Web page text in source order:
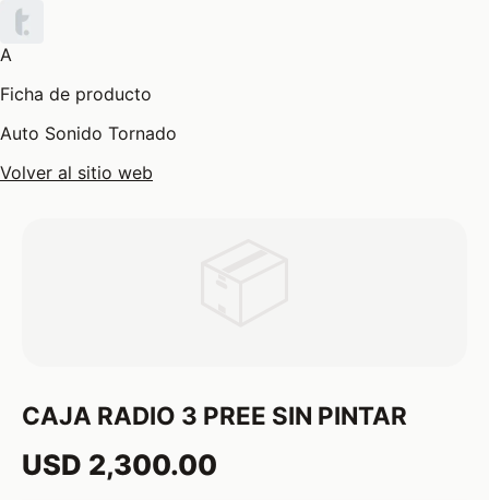
A
Ficha de producto
Auto Sonido Tornado
Volver al sitio web
CAJA RADIO 3 PREE SIN PINTAR
USD 2,300.00